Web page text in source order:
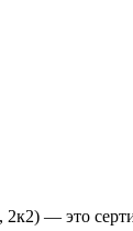
— это